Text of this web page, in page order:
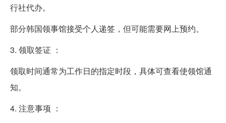
行社代办。
部分韩国领事馆接受个人递签，但可能需要网上预约。
3. 领取签证 ：
领取时间通常为工作日的指定时段，具体可查看使领馆通
知。
4. 注意事项 ：